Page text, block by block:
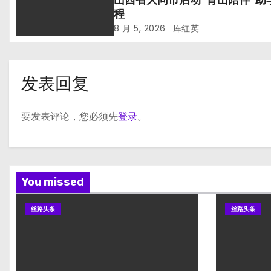
程
8 月 5, 2026 厍红英
发表回复
要发表评论，您必须先登录。
You missed
丝路头条 丝路头条